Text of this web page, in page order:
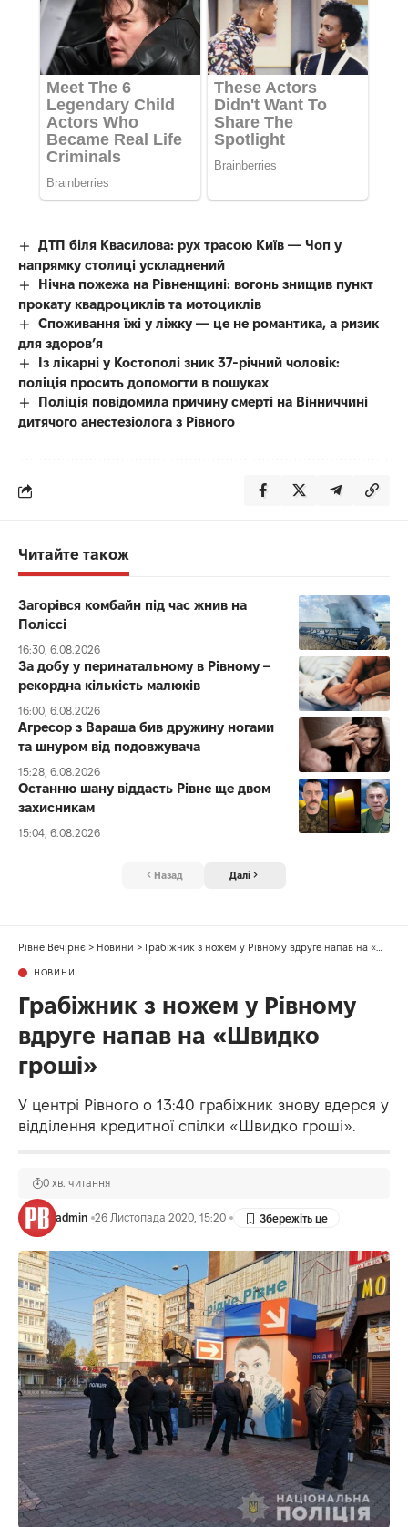
ДТП біля Квасилова: рух трасою Київ — Чоп у
напрямку столиці ускладнений
Нічна пожежа на Рівненщині: вогонь знищив пункт
прокату квадроциклів та мотоциклів
Споживання їжі у ліжку — це не романтика, а ризик
для здоров’я
Із лікарні у Костополі зник 37-річний чоловік:
поліція просить допомогти в пошуках
Поліція повідомила причину смерті на Вінниччині
дитячого анестезіолога з Рівного
Читайте також
Загорівся комбайн під час жнив на
Поліссі
16:30, 6.08.2026
За добу у перинатальному в Рівному –
рекордна кількість малюків
16:00, 6.08.2026
Агресор з Вараша бив дружину ногами
та шнуром від подовжувача
15:28, 6.08.2026
Останню шану віддасть Рівне ще двом
захисникам
15:04, 6.08.2026
Назад Далі
Рівне Вечірнє > Новини > Грабіжник з ножем у Рівному вдруге напав на «Швидко гроші»
НОВИНИ
Грабіжник з ножем у Рівному
вдруге напав на «Швидко
гроші»
У центрі Рівного о 13:40 грабіжник знову вдерся у
відділення кредитної спілки «Швидко гроші».
admin 26 Листопада 2020, 15:20
0 хв. читання